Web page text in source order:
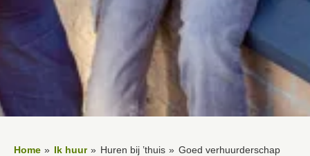
Home Ik huur Huren bij ’thuis Goed verhuurderschap